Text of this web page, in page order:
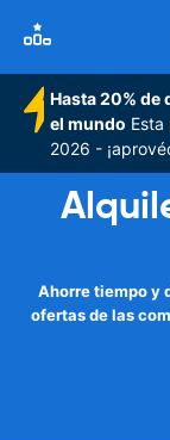
Hasta 20% de
el mundo
2026 -
Ahorre tiempo y
ofertas de las